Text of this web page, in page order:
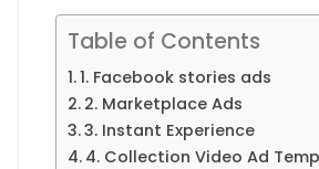
Table of Contents
1. Facebook stories ads
2. Marketplace Ads
3. Instant Experience
4. Collection Video Ad